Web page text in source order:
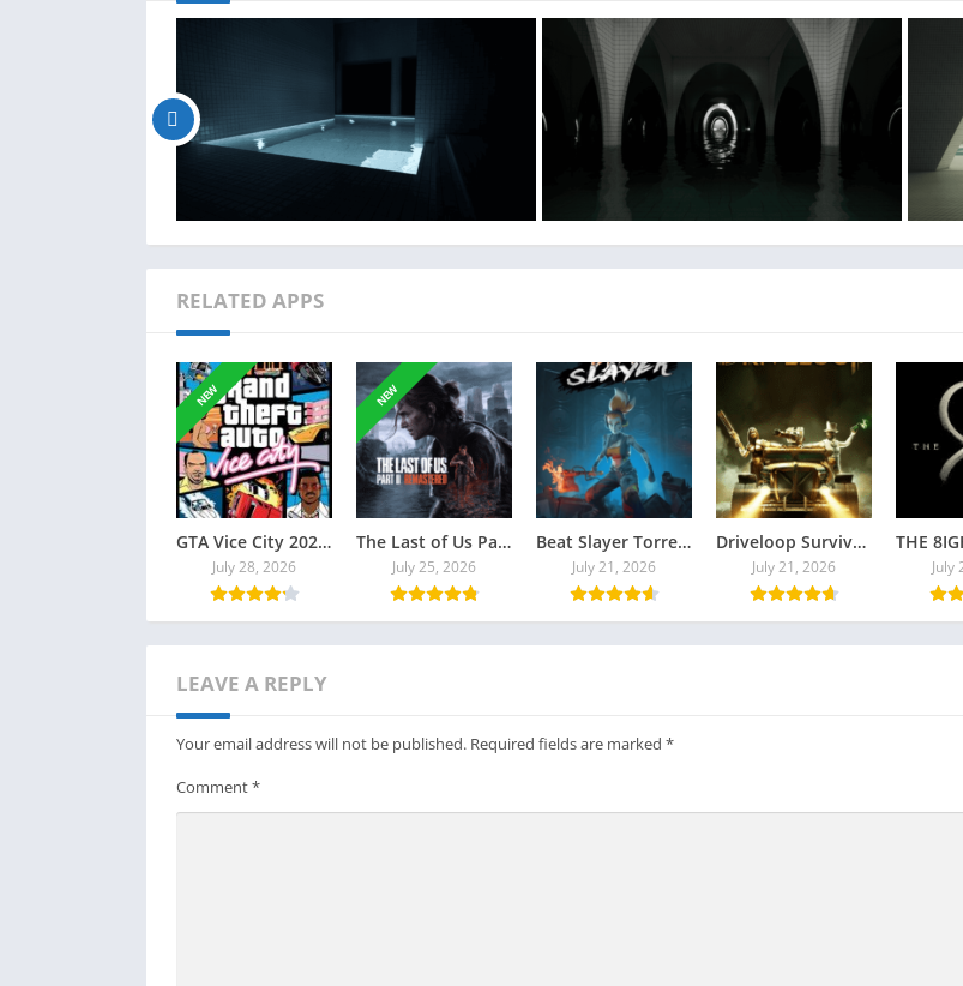
RELATED APPS
NEW
GTA Vice City 2026 Torrent
July 28, 2026
NEW
The Last of Us Part II Remastered Torrent Baixar
July 25, 2026
Beat Slayer Torrent Baixar Grátis
July 21, 2026
Driveloop Survivors Torrent Baixar Grátis
July 21, 2026 July
LEAVE A REPLY
Your email address will not be published. Required fields are marked *
Comment*